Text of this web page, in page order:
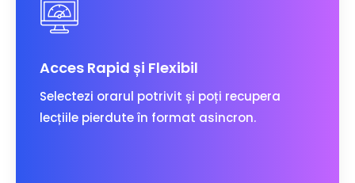
Acces Rapid și Flexibil
Selectezi orarul potrivit și poți recupera
lecțiile pierdute în format asincron.